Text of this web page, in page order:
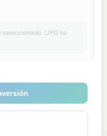
seleccionado. (JPG no